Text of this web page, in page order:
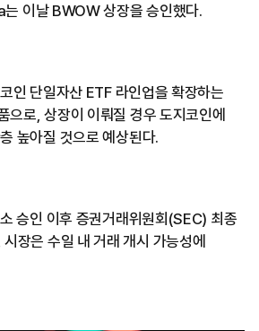
이날 BWOW 상장을 승인했다.
인 단일자산 ETF 라인업을 확장하는
으로, 상장이 이뤄질 경우 도지코인에
높아질 것으로 예상된다.
승인 이후 증권거래위원회(SEC) 최종
장은 수일 내 거래 개시 가능성에